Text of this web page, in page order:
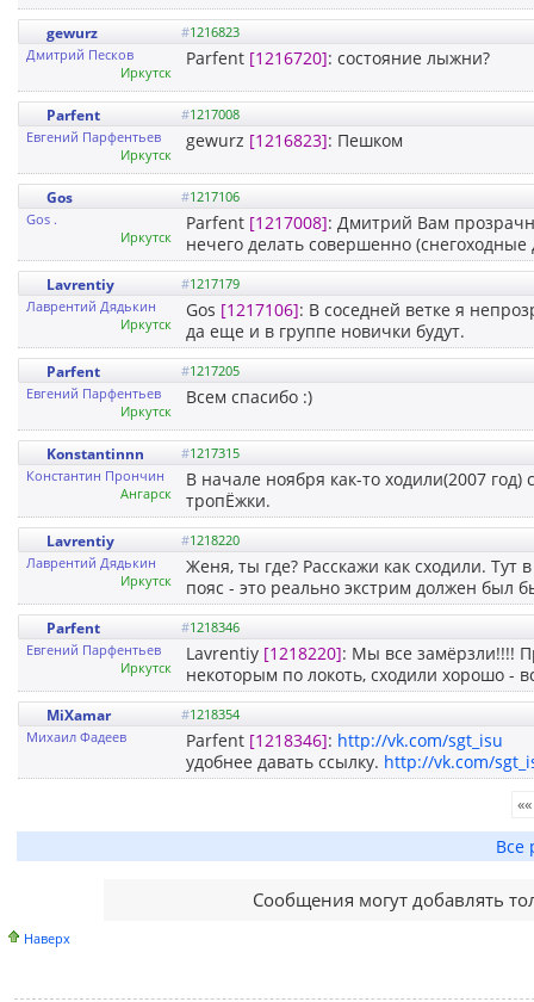
gewurz #1216823
Дмитрий Песков
Иркутск
Parfent [1216720]: состояние лыжни?
Parfent #1217008
Евгений Парфентьев
Иркутск
gewurz [1216823]: Пешком
Gos #1217106
Gos .
Иркутск
Parfent [1217008]: Дмитрий Вам
нечего делать совершенно
Lavrentiy #1217179
Лаврентий Дядькин
Иркутск
Gos [1217106]: В соседней ветке я
да еще и в группе новички будут.
Parfent #1217205
Евгений Парфентьев
Иркутск
Всем спасибо :)
Konstantinnn #1217315
Константин Прончин
Ангарск
В начале ноября как-то ходили(2007
тропЁжки.
Lavrentiy #1218220
Лаврентий Дядькин
Иркутск
Женя, ты где? Расскажи как сходили.
пояс - это реально экстрим должен был
Parfent #1218346
Евгений Парфентьев
Иркутск
Lavrentiy [1218220]: Мы все замёрзли!!!!
некоторым по локоть, сходили хорошо -
MiXamar #1218354
Михаил Фадеев
Parfent [1218346]: http://vk.com/sgt_isu
удобнее давать ссылку. http://vk.com/
««
Все
Сообщения могут добавлять
Наверх